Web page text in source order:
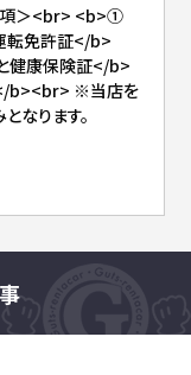
項＞<br> <b>①
転免許証</b>
健康保険証</b>
b><br> ※当店を
なります。